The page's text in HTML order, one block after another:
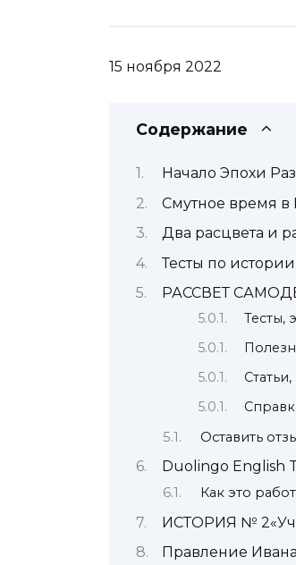
15 ноября 2022
Содержание
Начало Эпохи
Смутное время в
Два расцвета и
Тесты по
РАССВЕТ
Тесты,
Оставить
Duolingo English
Как это
ИСТОРИЯ №
Правление Ивана